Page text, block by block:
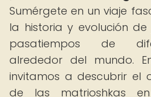
Sumérgete en un viaje
la historia y evolución
pasatiempos de
alrededor del mundo.
invitamos a descubrir el
de las matrioshkas